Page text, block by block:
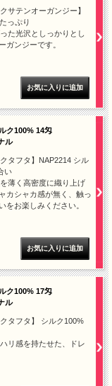
サテンオーガンジー】
っぷり
た光沢としっかりとし
ガンジーです。
ク100% 14匁
ル
タフタ】NAP2214 シル
い
薄く高密度に織り上げ
カシャカ感が無く、触っ
をお楽しみください。
ク100% 17匁
ル
タフタ】 シルク100%
リ感を持たせた、ドレ